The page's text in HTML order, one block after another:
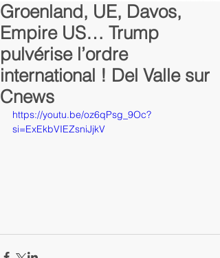
Groenland, UE, Davos,
Empire US… Trump
pulvérise l’ordre
international ! Del Valle sur
Cnews
https://youtu.be/oz6qPsg_9Oc?
si=ExEkbVIEZsniJjkV